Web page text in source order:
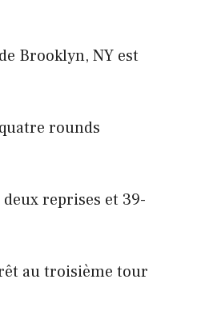
Brooklyn, NY est
rounds
reprises et 39-
au troisième tour